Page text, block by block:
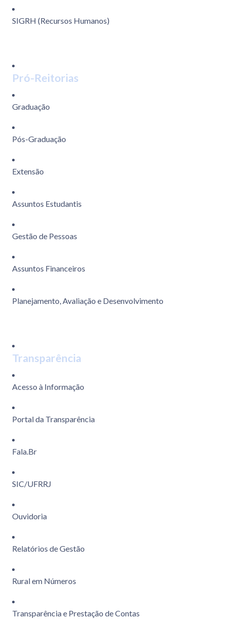
SIGRH (Recursos Humanos)
Pró-Reitorias
Graduação
Pós-Graduação
Extensão
Assuntos Estudantis
Gestão de Pessoas
Assuntos Financeiros
Planejamento, Avaliação e Desenvolvimento
Transparência
Acesso à Informação
Portal da Transparência
Fala.Br
SIC/UFRRJ
Ouvidoria
Relatórios de Gestão
Rural em Números
Transparência e Prestação de Contas